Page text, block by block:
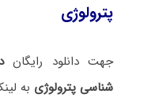
پترولوژی
جهت دانلود رایگان
شناسی پترولوژی به